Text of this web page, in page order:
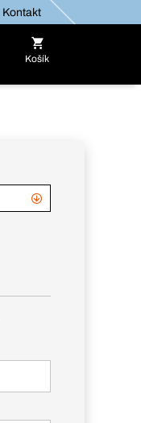
Kontakt
Košík